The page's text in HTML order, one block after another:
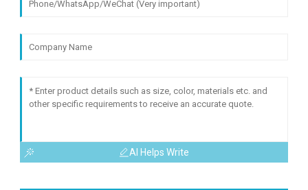
AI Helps Write